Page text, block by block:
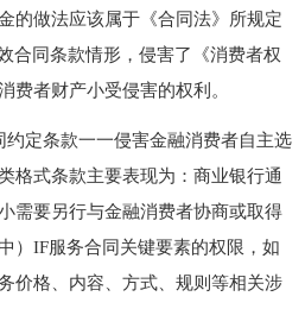
的做法应该属于《合同法》所规定
合同条款情形，侵害了《消费者权
费者财产小受侵害的权利。
定条款一一侵害金融消费者自主选
格式条款主要表现为：商业银行通
需要另行与金融消费者协商或取得
）IF服务合同关键要素的权限，如
价格、内容、方式、规则等相关涉